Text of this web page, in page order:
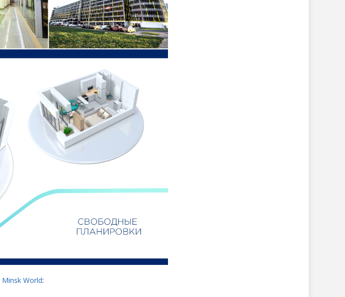
Minsk World: